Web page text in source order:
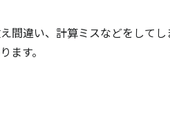
間違い、計算ミスなどをして
ます。